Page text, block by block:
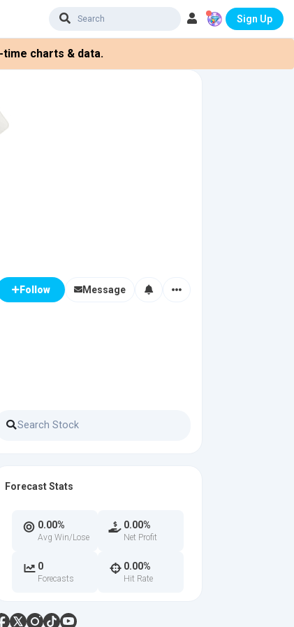
Sign Up
charts & data.
Follow Message
Forecast Stats
0.00%
Avg Win/Lose
0.00%
Net Profit
0
Forecasts
0.00%
Hit Rate